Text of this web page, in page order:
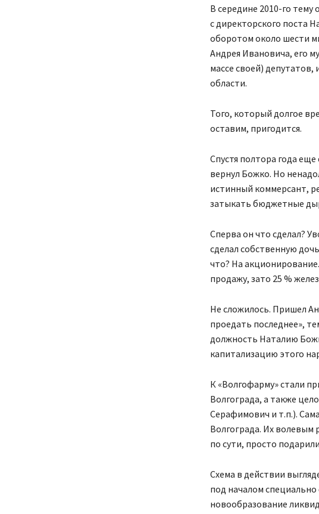
В середине 2010-го тему
с директорского поста
оборотом около шести
Андрея Ивановича, его
массе своей)
области.
Того, который долгое
оставим, пригодится.
Спустя полтора года
вернул Божко. Но
истинный коммерсант,
затыкать бюджетные
Сперва он что сделал?
сделал собственную
что? На
продажу, зато 25 %
Не сложилось. Пришел
проедать последнее»,
должность Наталию
капитализацию этого
К «Волгофарму» стали
Волгограда, а также
Серафимович и т.п.).
Волгограда. Их волевым
по сути, просто
Схема в действии
под началом
новообразование